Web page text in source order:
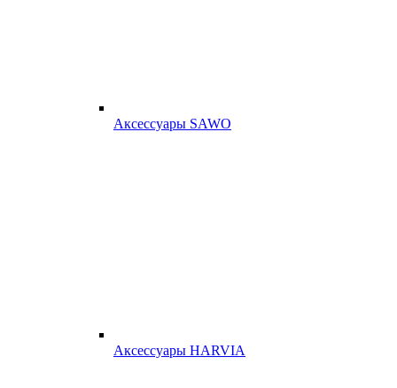
Аксессуары SAWO
Аксессуары HARVIA